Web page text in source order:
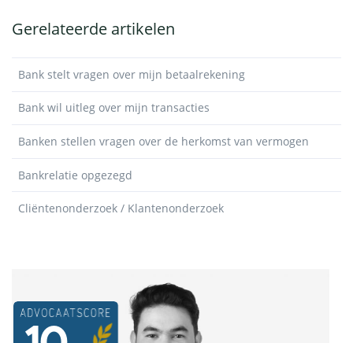
Gerelateerde artikelen
Bank stelt vragen over mijn betaalrekening
Bank wil uitleg over mijn transacties
Banken stellen vragen over de herkomst van vermogen
Bankrelatie opgezegd
Cliëntenonderzoek / Klantenonderzoek